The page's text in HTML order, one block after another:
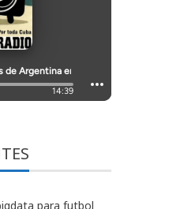
para futbol